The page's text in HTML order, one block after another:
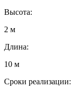
Высота:
2 м
Длина:
10 м
Сроки реализации: